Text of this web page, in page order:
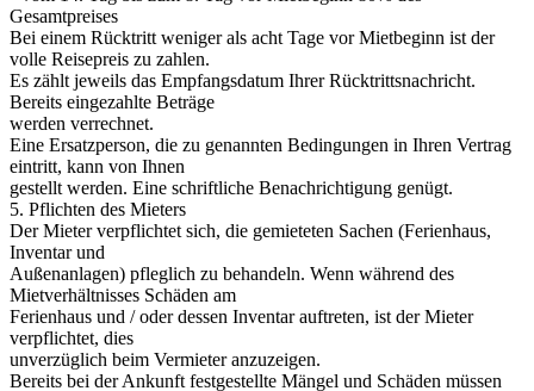
Gesamtpreises
Bei einem Rücktritt weniger als acht Tage vor Mietbeginn ist der
volle Reisepreis zu zahlen.
Es zählt jeweils das Empfangsdatum Ihrer Rücktrittsnachricht.
Bereits eingezahlte Beträge
werden verrechnet.
Eine Ersatzperson, die zu genannten Bedingungen in Ihren Vertrag
eintritt, kann von Ihnen
gestellt werden. Eine schriftliche Benachrichtigung genügt.
5. Pflichten des Mieters
Der Mieter verpflichtet sich, die gemieteten Sachen (Ferienhaus,
Inventar und
Außenanlagen) pfleglich zu behandeln. Wenn während des
Mietverhältnisses Schäden am
Ferienhaus und / oder dessen Inventar auftreten, ist der Mieter
verpflichtet, dies
unverzüglich beim Vermieter anzuzeigen.
Bereits bei der Ankunft festgestellte Mängel und Schäden müssen